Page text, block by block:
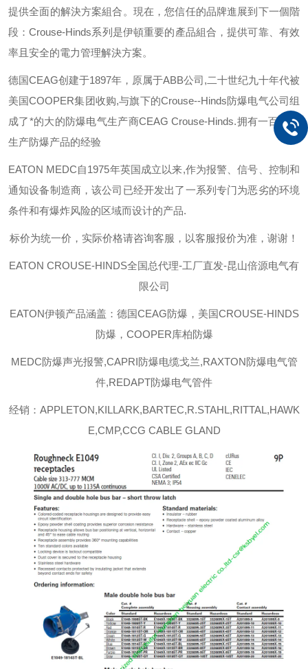
提供全面的解決方案組合。現在，您信任的品牌進展到下一個階
段：Crouse-Hinds系列是伊頓重要的產品組合，提供可靠、有效
率且安全的電力管理解決方案。
德国CEAG创建于1897年，原属于ABB公司,二十世纪九十年代被
美国COOPER集团收购,与旗下的Crouse--Hinds防爆电气公司组
成了*的大的防爆电气生产商CEAG Crouse-Hinds.拥有一百多年
生产防爆产品的经验
EATON MEDC自1975年英国成立以来,作为报警、信号、控制和
通知设备制造商，该公司已经开发出了一系列专门为恶劣的环境
条件和有爆炸风险的区域而设计的产品.
标价为统一价，实际价格请咨询客服，以客服报价为准，谢谢！
EATON CROUSE-HINDS全国总代理-工厂直发-昆山倍源电气有
限公司
EATON伊顿产品涵盖：德国CEAG防爆，美国CROUSE-HINDS
防爆，COOPER库柏防爆
MEDC防爆声光报警,CAPRI防爆电缆戈兰,RAXTON防爆电气管
件,REDAPT防爆电气管件
经销：APPLETON,KILLARK,BARTEC,R.STAHL,RITTAL,HAWK
E,CMP,CCG CABLE GLAND